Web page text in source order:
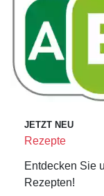
JETZT NEU
Rezepte
Entdecken Sie
Rezepten!